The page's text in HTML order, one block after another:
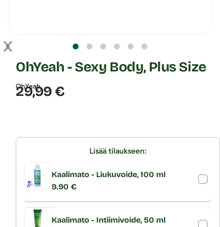
OhYeah
OhYeah - Sexy Body, Plus Size
Hinta:
29,99 €
Lisää tilaukseen:
Kaalimato - Liukuvoide, 100 ml
9.90 €
Kaalimato - Intiimivoide, 50 ml